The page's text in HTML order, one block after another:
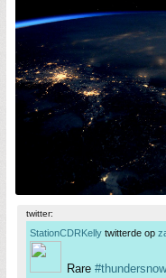
twitter:
StationCDRKelly twitterde op
Rare #thundersnow